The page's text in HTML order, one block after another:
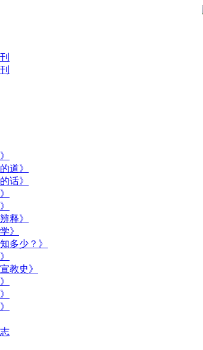
道》
话》
释》
》
多少？》
教史》